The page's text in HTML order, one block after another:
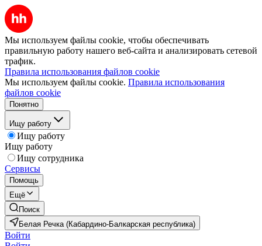
Мы используем файлы cookie, чтобы обеспечивать
правильную работу нашего веб-сайта и анализировать сетевой
трафик.
Правила использования файлов cookie
Мы используем файлы cookie. Правила использования
файлов cookie
Понятно
Ищу работу
Ищу работу
Ищу работу
Ищу сотрудника
Сервисы
Помощь
Ещё
Поиск
Белая Речка (Кабардино-Балкарская республика)
Войти